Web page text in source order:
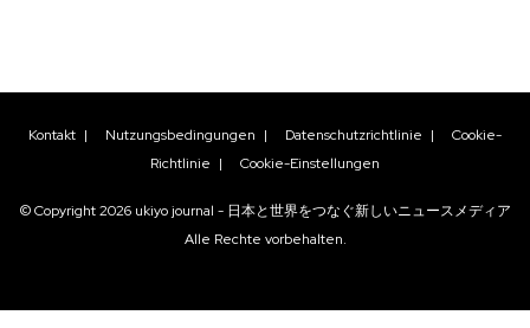
Kontakt | Nutzungsbedingungen | Datenschutzrichtlinie | Cookie-
Richtlinie | Cookie-Einstellungen
© Copyright2026 ukiyo journal - 日本と世界をつなぐ新しいニュースメディア
Alle Rechte vorbehalten.